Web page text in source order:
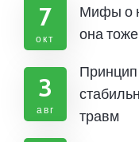
7
окт
Мифы о
она
3
авг
травм